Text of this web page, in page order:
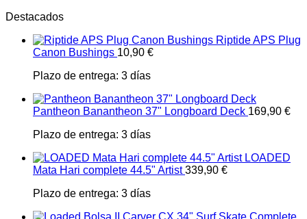
Destacados
Riptide APS Plug
Canon Bushings 10,90 €
Plazo de entrega: 3 días
Pantheon Banantheon 37" Longboard Deck 169,90 €
Plazo de entrega: 3 días
LOADED
Mata Hari complete 44.5" Artist 339,90 €
Plazo de entrega: 3 días